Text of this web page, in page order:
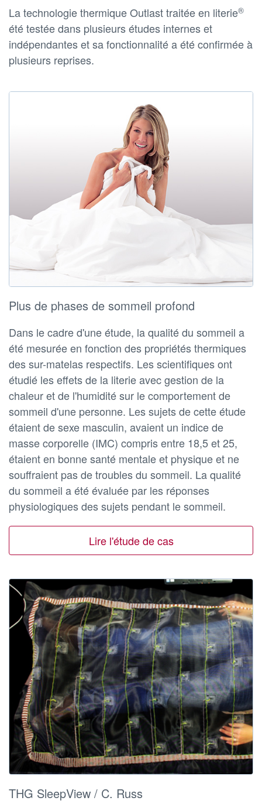
La technologie thermique Outlast traitée en literie®
été testée dans plusieurs études internes et
indépendantes et sa fonctionnalité a été confirmée à
plusieurs reprises.
Plus de phases de sommeil profond
Dans le cadre d'une étude, la qualité du sommeil a
été mesurée en fonction des propriétés thermiques
des sur-matelas respectifs. Les scientifiques ont
étudié les effets de la literie avec gestion de la
chaleur et de l'humidité sur le comportement de
sommeil d'une personne. Les sujets de cette étude
étaient de sexe masculin, avaient un indice de
masse corporelle (IMC) compris entre 18,5 et 25,
étaient en bonne santé mentale et physique et ne
souffraient pas de troubles du sommeil. La qualité
du sommeil a été évaluée par les réponses
physiologiques des sujets pendant le sommeil.
Lire l'étude de cas
THG SleepView / C. Russ